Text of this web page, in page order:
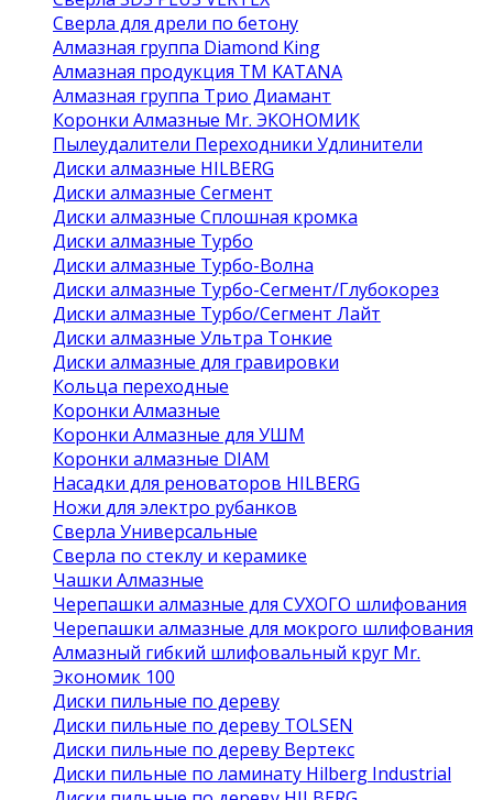
Сверла для дрели по бетону
Алмазная группа Diamond King
Алмазная продукция ТМ KATANA
Алмазная группа Трио Диамант
Коронки Алмазные Mr. ЭКОНОМИК
Пылеудалители Переходники Удлинители
Диски алмазные HILBERG
Диски алмазные Сегмент
Диски алмазные Сплошная кромка
Диски алмазные Турбо
Диски алмазные Турбо-Волна
Диски алмазные Турбо-Сегмент/Глубокорез
Диски алмазные Турбо/Сегмент Лайт
Диски алмазные Ультра Тонкие
Диски алмазные для гравировки
Кольца переходные
Коронки Алмазные
Коронки Алмазные для УШМ
Коронки алмазные DIAM
Насадки для реноваторов HILBERG
Ножи для электро рубанков
Сверла Универсальные
Сверла по стеклу и керамике
Чашки Алмазные
Черепашки алмазные для СУХОГО шлифования
Черепашки алмазные для мокрого шлифования
Алмазный гибкий шлифовальный круг Mr.
Экономик 100
Диски пильные по дереву
Диски пильные по дереву TOLSEN
Диски пильные по дереву Вертекс
Диски пильные по ламинату Hilberg Industrial